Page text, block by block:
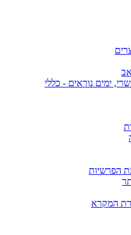
ימים נוראים - כללי
הפרשיות
המקרא